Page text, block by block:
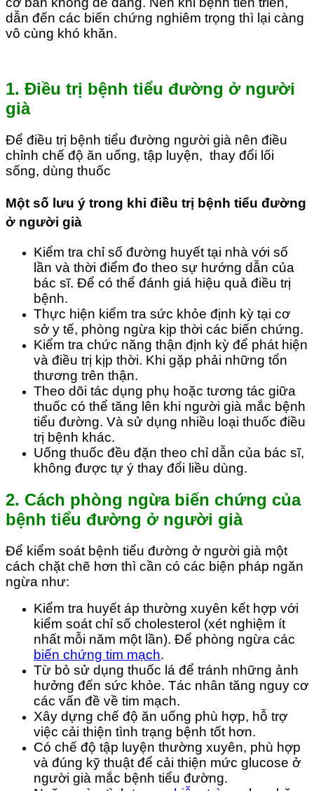
dẫn đến các biến chứng nghiêm trọng thì lại càng
vô cùng khó khăn.
1. Điều trị bệnh tiểu đường ở người
già
Để điều trị bệnh tiểu đường người già nên điều
chỉnh chế độ ăn uống, tập luyện, thay đổi lối
sống, dùng thuốc
Một số lưu ý trong khi điều trị bệnh tiểu đường
ở người già
Kiểm tra chỉ số đường huyết tại nhà với số
lần và thời điểm đo theo sự hướng dẫn của
bác sĩ. Để có thể đánh giá hiệu quả điều trị
bệnh.
Thực hiện kiểm tra sức khỏe định kỳ tại cơ
sở y tế, phòng ngừa kịp thời các biến chứng.
Kiểm tra chức năng thận định kỳ để phát hiện
và điều trị kịp thời. Khi gặp phải những tổn
thương trên thận.
Theo dõi tác dụng phụ hoặc tương tác giữa
thuốc có thể tăng lên khi người già mắc bệnh
tiểu đường. Và sử dụng nhiều loại thuốc điều
trị bệnh khác.
Uống thuốc đều đặn theo chỉ dẫn của bác sĩ,
không được tự ý thay đổi liều dùng.
2. Cách phòng ngừa biến chứng của
bệnh tiểu đường ở người già
Để kiểm soát bệnh tiểu đường ở người già một
cách chặt chẽ hơn thì cần có các biện pháp ngăn
ngừa như:
Kiểm tra huyết áp thường xuyên kết hợp với
kiểm soát chỉ số cholesterol (xét nghiệm ít
nhất mỗi năm một lần). Để phòng ngừa các
biến chứng tim mạch.
Từ bỏ sử dụng thuốc lá để tránh những ảnh
hưởng đến sức khỏe. Tác nhân tăng nguy cơ
các vấn đề về tim mạch.
Xây dựng chế độ ăn uống phù hợp, hỗ trợ
việc cải thiện tình trạng bệnh tốt hơn.
Có chế độ tập luyện thường xuyên, phù hợp
và đúng kỹ thuật để cải thiện mức glucose ở
người già mắc bệnh tiểu đường.